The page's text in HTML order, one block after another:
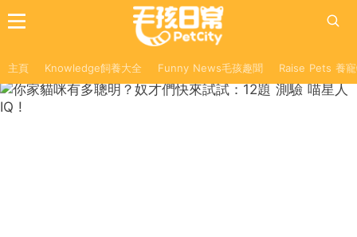
主頁 Knowledge飼養大全 Funny News毛孩趣聞 Raise Pets 養